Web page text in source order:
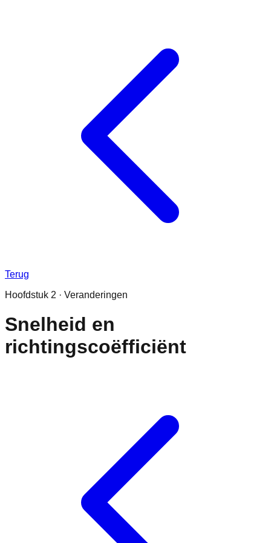
Terug
Hoofdstuk 2 · Veranderingen
Snelheid en
richtingscoëfficiënt